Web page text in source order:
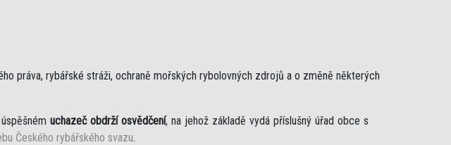
práva, rybářské stráži, ochraně mořských rybolovných zdrojů a o změně některých
uchazeč obdrží osvědčení, na jehož základě vydá příslušný úřad obce s
Českého rybářského svazu.